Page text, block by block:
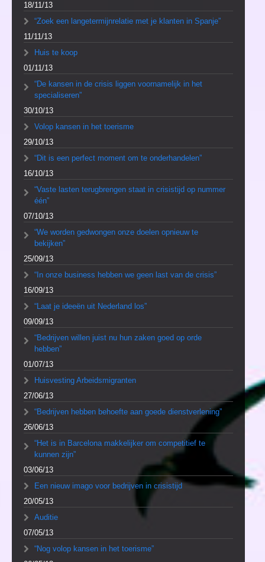
18/11/13
“Zoek een langetermijnrelatie met je klanten in Spanje”
11/11/13
Huis te koop
01/11/13
“De kansen in de crisis liggen voornamelijk in het
specialiseren”
30/10/13
Volop kansen in het toerisme
29/10/13
“Dit is een perfect moment om te onderhandelen”
16/10/13
“Vaste lasten terugbrengen staat in crisistijd op nummer
één”
07/10/13
“We worden gedwongen onze doelen opnieuw te
bekijken”
25/09/13
“In onze business hebben we geen last van de crisis”
16/09/13
“Laat je ideeën uit Nederland los”
09/09/13
“Bedrijven willen juist nu hun zaken goed op orde
hebben”
01/07/13
Huisvesting Arbeidsmigranten
27/06/13
“Bedrijven hebben behoefte aan goede dienstverlening”
26/06/13
“Het is in Barcelona makkelijker om competitief te
kunnen zijn”
03/06/13
Een nieuw imago voor bedrijven in crisistijd
20/05/13
Auditie
07/05/13
“Nog volop kansen in het toerisme”